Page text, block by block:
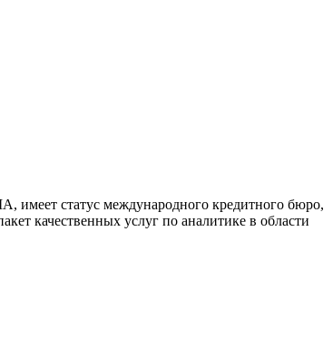
имеет статус международного кредитного бюро,
качественных услуг по аналитике в области